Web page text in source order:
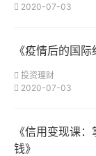
2020-07-03
《疫情后的国
投资理财
2020-07-03
《信用变现课
钱》